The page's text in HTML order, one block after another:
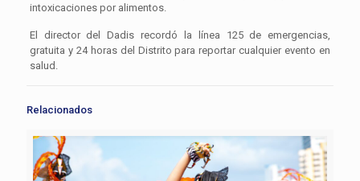
intoxicaciones por alimentos.
El director del Dadis recordó la línea 125 de emergencias,
gratuita y 24 horas del Distrito para reportar cualquier evento en
salud.
Relacionados